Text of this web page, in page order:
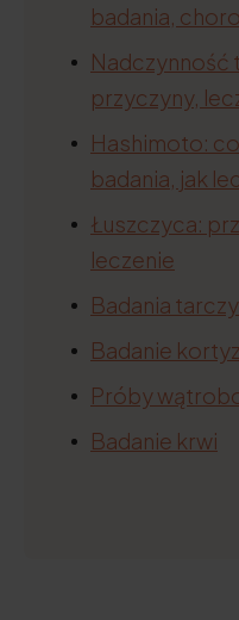
badania,
Nadczynność
przyczyny,
Hashimoto:
badania, jak
Łuszczyca:
leczenie
Badania
Badanie
Próby
Badanie krwi